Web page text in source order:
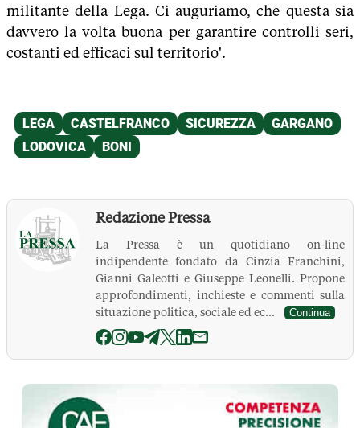
militante della Lega. Ci auguriamo, che questa sia
davvero la volta buona per garantire controlli seri,
costanti ed efficaci sul territorio'.
Redazione Pressa
La Pressa è un quotidiano on-line
indipendente fondato da Cinzia Franchini,
Gianni Galeotti e Giuseppe Leonelli. Propone
approfondimenti, inchieste e commenti sulla
situazione politica, sociale ed ec...
Continua
La Pressa